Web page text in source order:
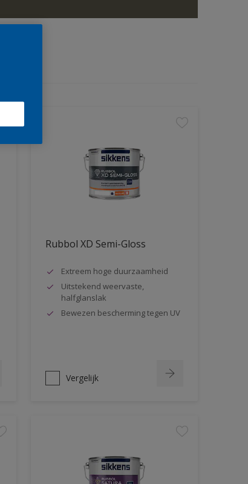
Rubbol XD Semi-Gloss
Extreem hoge duurzaamheid
Uitstekend weervaste,
halfglanslak
Bewezen bescherming tegen UV
Vergelijk